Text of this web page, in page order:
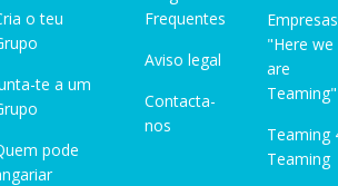
o teu
te a um
pode
Frequentes
Aviso legal
Contacta-
nos
Empresas
"Here we
are
Teaming"
Teaming
Teaming